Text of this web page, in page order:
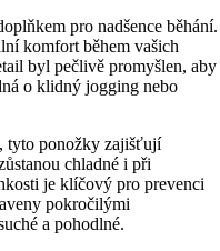
pro nadšence běhání.
komfort během vašich
byl pečlivě promyšlen, aby
o klidný jogging nebo
tyto ponožky zajišťují
chladné i při
je klíčový pro prevenci
pokročilými
a pohodlné.